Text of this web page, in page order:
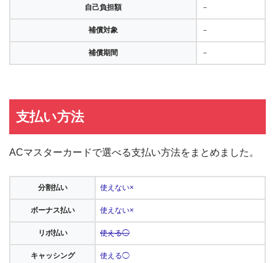
自己負担額 －
補償対象 －
補償期間 －
支払い方法
ACマスターカードで選べる支払い方法をまとめました。
分割払い 使えない×
ボーナス払い 使えない×
リボ払い 使える◯
キャッシング 使える◯